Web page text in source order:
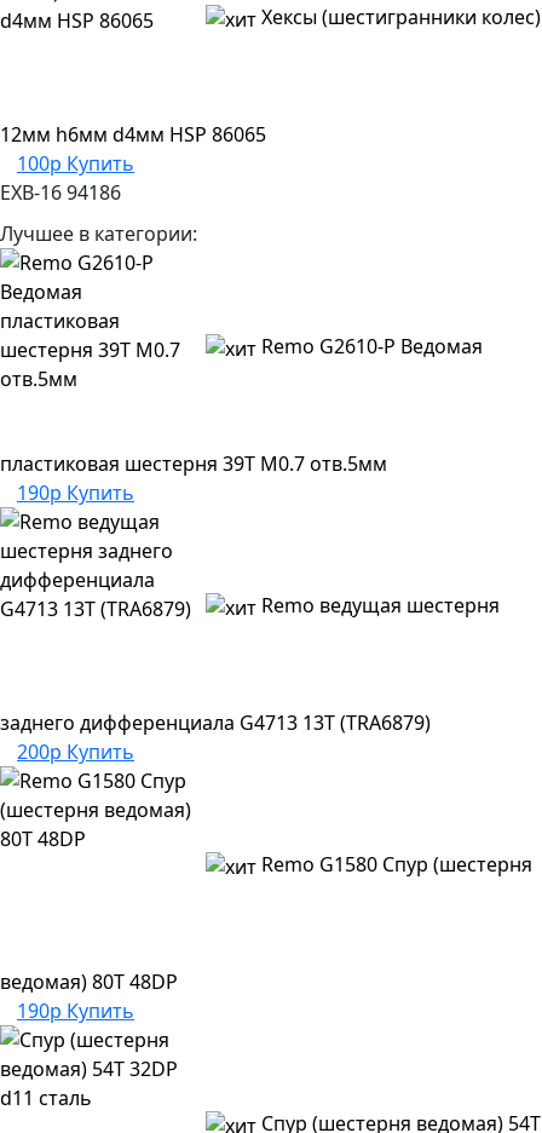
Хексы (шестигранники колес)
12мм h6мм d4мм HSP 86065
100р Купить
EXB-1694186
Лучшее в категории:
Remo G2610-P Ведомая
пластиковая шестерня 39Т M0.7 отв.5мм
190р Купить
Remo ведущая шестерня
заднего дифференциала G4713 13T (TRA6879)
200р Купить
Remo G1580 Спур (шестерня
ведомая) 80T 48DP
190р Купить
Спур (шестерня ведомая) 54T